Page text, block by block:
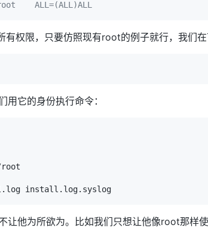
ALL=(ALL)ALL
权限，只要仿照现有root的例子就行，我们在
它的身份执行命令：
让他为所欲为。比如我们只想让他像root那样